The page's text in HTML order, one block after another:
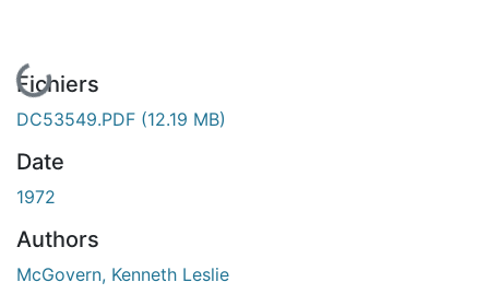
En cours de chargement...
Fichiers
DC53549.PDF (12.19 MB)
Date
1972
Authors
McGovern, Kenneth Leslie